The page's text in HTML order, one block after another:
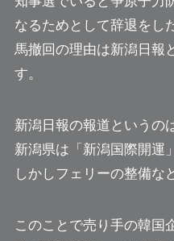
なるためとして辞退をし
馬撤回の理由は新潟日報
す。
新潟日報の報道というの
新潟県は「新潟国際開運
しかしフェリーの整備な
このことで売り手の韓国